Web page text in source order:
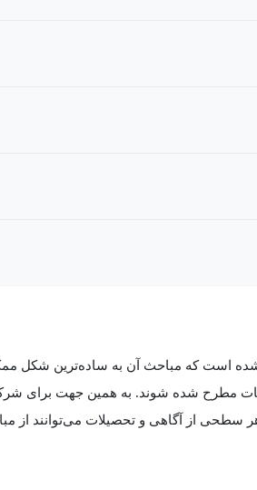
شده است که مباحث آن به ساده‌ترین شکل
مطرح شده شوند. به همین جهت برای
سطحی از آگاهی و تحصیلات می‌توانند از